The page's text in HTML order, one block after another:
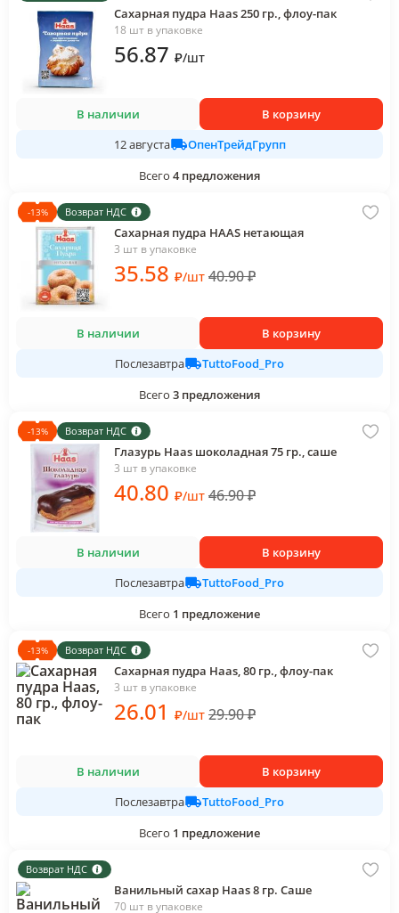
Сахарная пудра Haas 250 гр., флоу-пак
18 шт в упаковке
56.87 ₽/шт
В наличии
В корзину
12 августа
ОпенТрейдГрупп
Всего 4 предложения
-13% Возврат НДС
Сахарная пудра HAAS нетающая
3 шт в упаковке
35.58 ₽/шт 40.90₽
В наличии
В корзину
Послезавтра
TuttoFood_Pro
Всего 3 предложения
-13% Возврат НДС
Глазурь Haas шоколадная 75 гр., саше
3 шт в упаковке
40.80 ₽/шт 46.90₽
В наличии
В корзину
Послезавтра
TuttoFood_Pro
Всего 1 предложение
-13% Возврат НДС
Сахарная пудра Haas, 80 гр., флоу-пак
3 шт в упаковке
26.01 ₽/шт 29.90₽
В наличии
В корзину
Послезавтра
TuttoFood_Pro
Всего 1 предложение
Возврат НДС
Ванильный сахар Haas 8 гр. Саше
70 шт в упаковке